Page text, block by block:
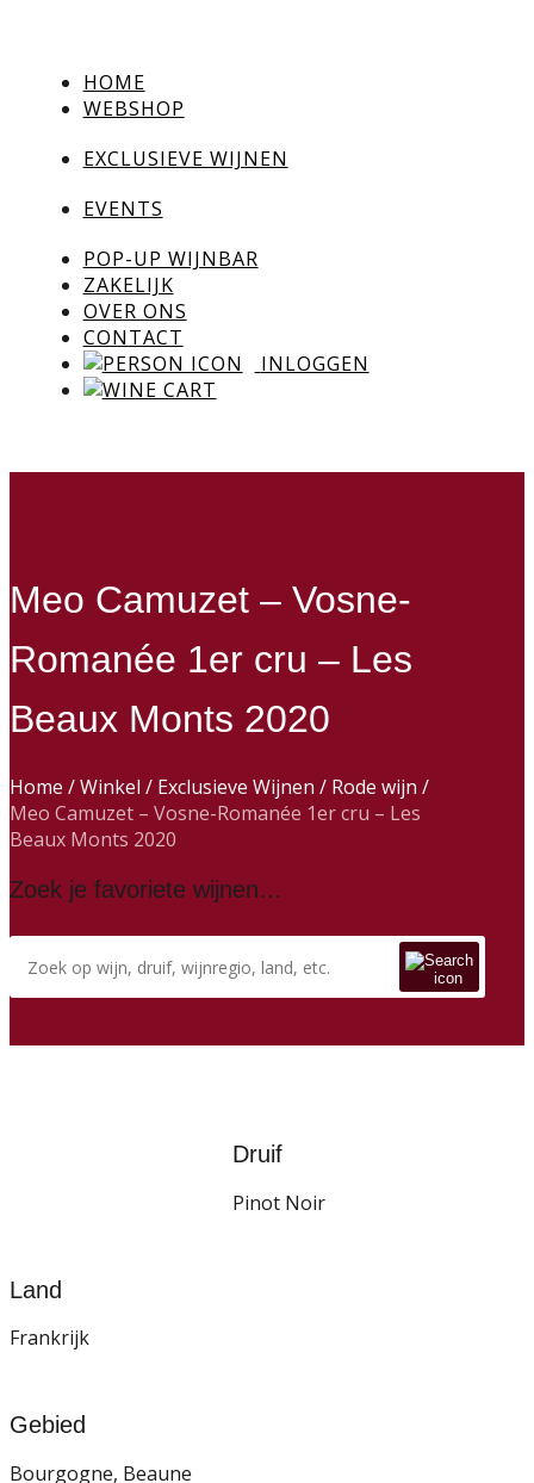
HOME
WEBSHOP
EXCLUSIEVE WIJNEN
EVENTS
POP-UP WIJNBAR
ZAKELIJK
OVER ONS
CONTACT
INLOGGEN
Meo Camuzet – Vosne-
Romanée 1er cru – Les
Beaux Monts 2020
Home /Winkel / Exclusieve Wijnen / Rode wijn /
Meo Camuzet – Vosne-Romanée 1er cru – Les
Beaux Monts 2020
Zoek je favoriete wijnen…
Druif
Pinot Noir
Land
Frankrijk
Gebied
Bourgogne, Beaune